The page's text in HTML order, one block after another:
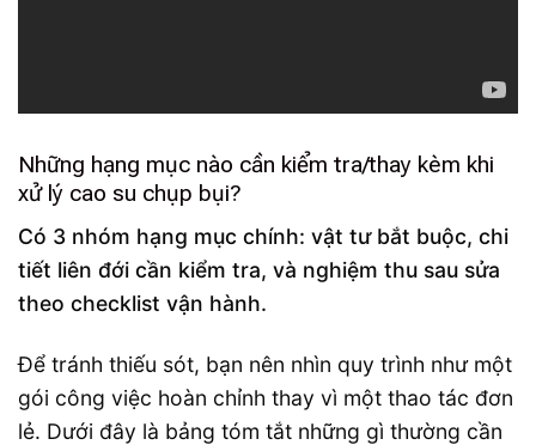
Những hạng mục nào cần kiểm tra/thay kèm khi
xử lý cao su chụp bụi?
Có 3 nhóm hạng mục chính: vật tư bắt buộc, chi
tiết liên đới cần kiểm tra, và nghiệm thu sau sửa
theo checklist vận hành.
Để tránh thiếu sót, bạn nên nhìn quy trình như một
gói công việc hoàn chỉnh thay vì một thao tác đơn
lẻ. Dưới đây là bảng tóm tắt những gì thường cần